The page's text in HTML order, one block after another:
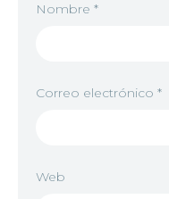
Nombre *
Correo electrónico *
Web